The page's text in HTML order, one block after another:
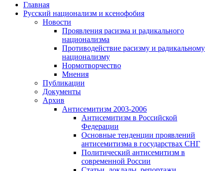
Главная
Русский национализм и ксенофобия
Новости
Проявления расизма и радикального
национализма
Противодействие расизму и радикальному
национализму
Нормотворчество
Мнения
Публикации
Документы
Архив
Антисемитизм 2003-2006
Антисемитизм в Российской
Федерации
Основные тенденции проявлений
антисемитизма в государствах СНГ
Политический антисемитизм в
современной России